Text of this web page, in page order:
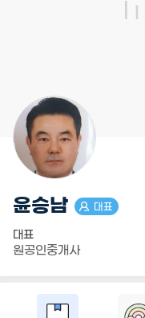
윤승남 대표
대표
원공인중개사